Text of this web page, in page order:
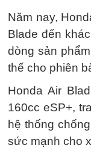
Năm nay,
Blade đến
dòng sản
thế cho phiên
Honda Air
160cc eSP+,
hệ thống
sức mạnh cho